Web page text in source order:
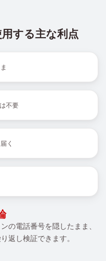
する主な利点
不要
く
の電話番号を隠したまま、
返し検証できます。